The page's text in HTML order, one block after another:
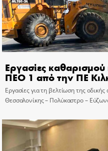
Εργασίες
ΠΕΟ 1 από την ΠΕ
Εργασίες για τη βελτίωση της
Θεσσαλονίκης – Πολύκαστρο –